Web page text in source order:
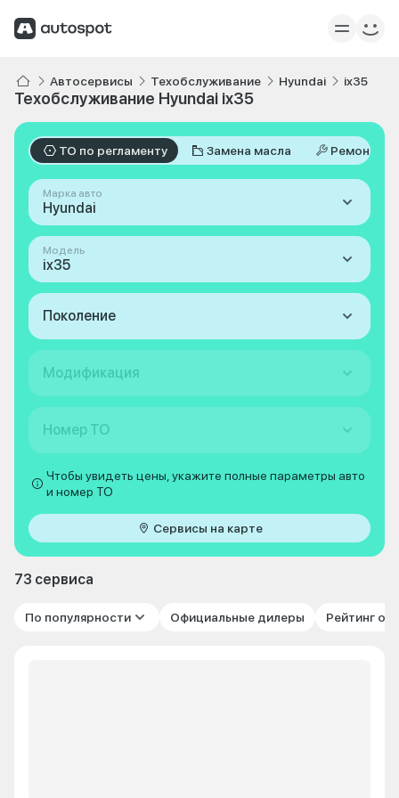
Автосервисы Техобслуживание Hyundai ix35
Техобслуживание Hyundai ix35
ТО по регламенту Замена масла Ремонт
Марка авто
Hyundai
Модель
ix35
Поколение
Модификация
Номер ТО
Чтобы увидеть цены, укажите полные параметры авто
и номер ТО
Сервисы на карте
73 сервиса
По популярности Официальные дилеры Рейтинг